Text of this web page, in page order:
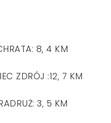
8, 4 KM
ZDRÓJ :12, 7 KM
3, 5 KM